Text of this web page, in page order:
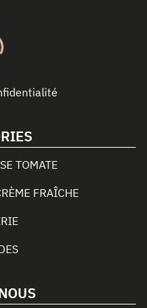
TOMATE
FRAÎCHE